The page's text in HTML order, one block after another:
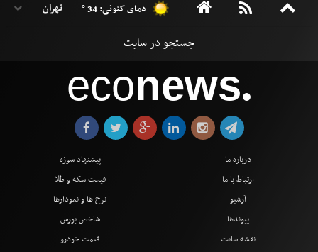
دمای کنونی: 34 °
econews●
درباره ما
ارتباط با ما
آرشیو
پیوندها
نقشه سایت
پیشنهاد سوژه
قیمت سکه و طلا
نرخ ها و نمودارها
شاخص بورس
قیمت خودرو